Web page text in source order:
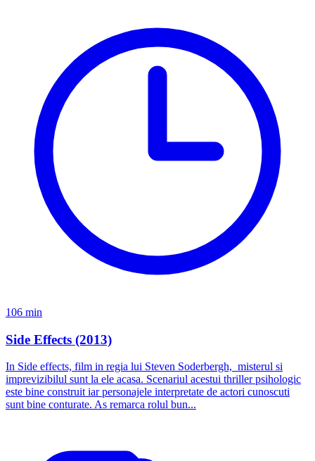
106 min
Side Effects (2013)
In Side effects, film in regia lui Steven Soderbergh, misterul si
imprevizibilul sunt la ele acasa. Scenariul acestui thriller psihologic
este bine construit iar personajele interpretate de actori cunoscuti
sunt bine conturate. As remarca rolul bun...